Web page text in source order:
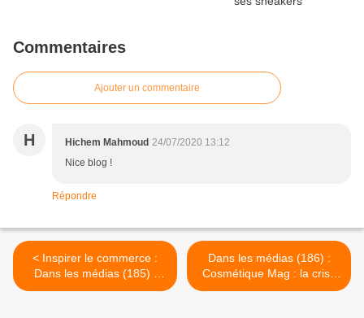
Commentaires
Ajouter un commentaire
H Hichem Mahmoud 24/07/2020 13:12
Nice blog !
Répondre
< Inspirer le commerce :
Dans les médias (185) :
LSA : Inspirer le commerce
Dans les médias (186) :
Cosmétique Mag : la crise
accélère la digitalisation du